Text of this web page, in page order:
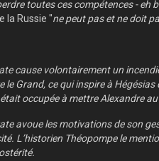
toutes ces compétences -
la Russie "ne peut pas et ne doit
cause volontairement un
le Grand, ce qui inspire à
occupée à mettre Alexandre au
avoue les motivations de son
. L’historien Théopompe le